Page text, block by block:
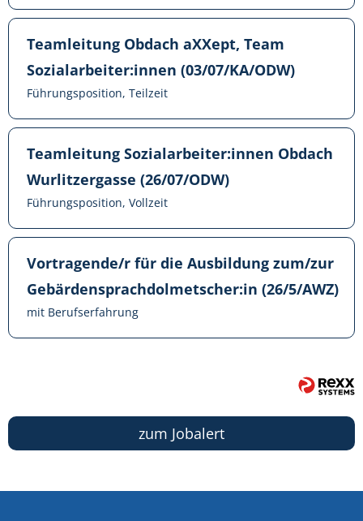
Teamleitung Obdach aXXept, Team
Sozialarbeiter:innen (03/07/KA/ODW)
Führungsposition, Teilzeit
Teamleitung Sozialarbeiter:innen Obdach
Wurlitzergasse (26/07/ODW)
Führungsposition, Vollzeit
Vortragende/r für die Ausbildung zum/zur
Gebärdensprachdolmetscher:in (26/5/AWZ)
mit Berufserfahrung
zum Jobalert